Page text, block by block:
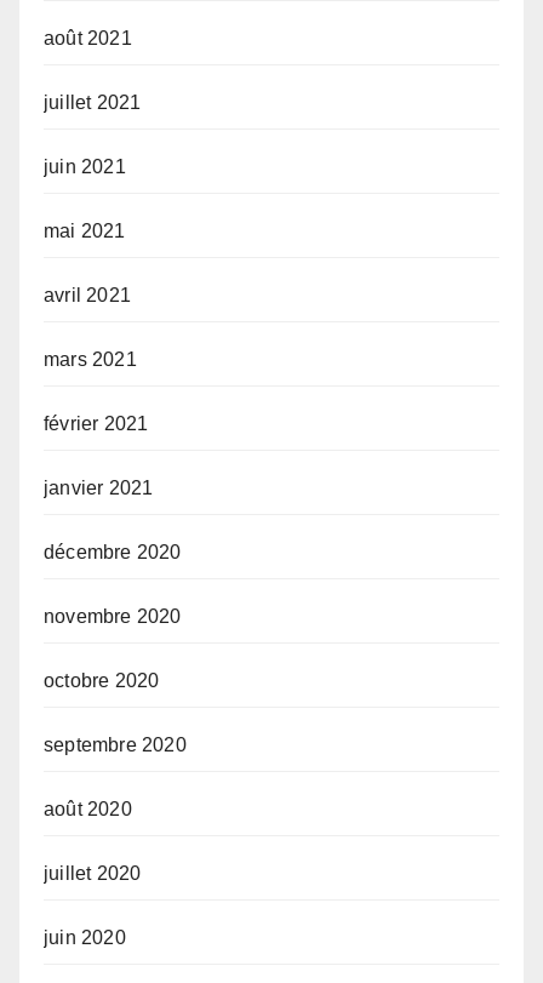
août 2021
juillet 2021
juin 2021
mai 2021
avril 2021
mars 2021
février 2021
janvier 2021
décembre 2020
novembre 2020
octobre 2020
septembre 2020
août 2020
juillet 2020
juin 2020